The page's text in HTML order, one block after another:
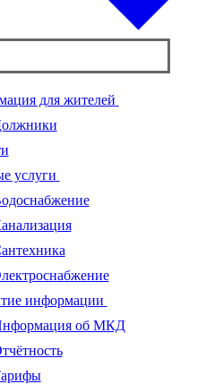
для жителей
услуги
информации
об МКД